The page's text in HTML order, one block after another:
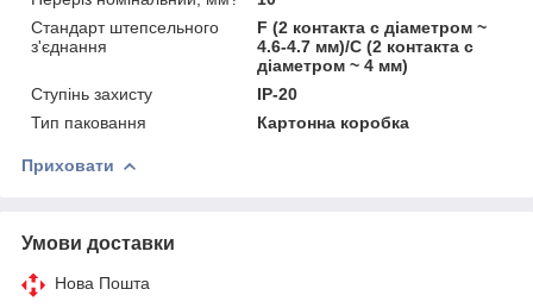
Стандарт штепсельного
з'єднання
F (2 контакта с діаметром ~
4.6-4.7 мм)/С (2 контакта с
діаметром ~ 4 мм)
Ступінь захисту
IP-20
Тип паковання
Картонна коробка
Приховати
Умови доставки
Нова Пошта